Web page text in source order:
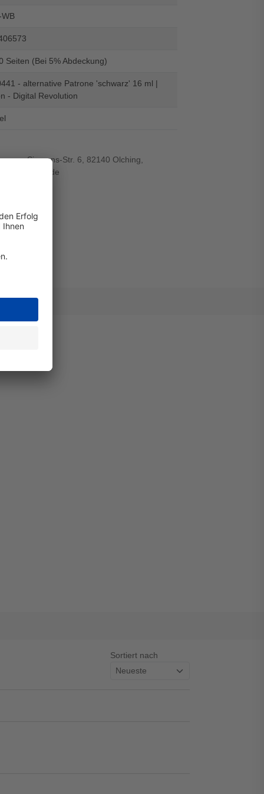
Seiten (Bei 5% Abdeckung)
- alternative Patrone 'schwarz' 16 ml |
- Digital Revolution
von-Siemens-Str. 6, 82140 Olching,
gmbh.de
Sortiert nach